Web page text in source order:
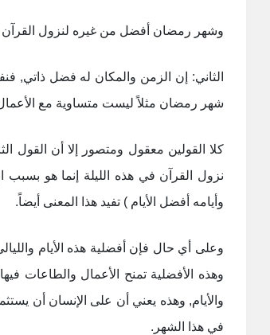
وشهر رمضان أفضل من غيره لنزول القرآن
الثاني: إن الزمن والمكان له فضل ذاتي,
شهر رمضان مثلاً ليست متساوية مع
كلا القولين معقول ومتصور إلا أن القول
نزول القرآن في هذه الليلة إنما هو بسبب
وأيامه أفضل الأيام ) تفيد هذا المعنى أيضاً.
وعلى أي حال فإن أفضلية هذه الأيام
وهذه الأفضلية تمنح الأعمال والطاعات
والأيام, وهذه يعني أن على الإنسان أن
في هذا الشهر.